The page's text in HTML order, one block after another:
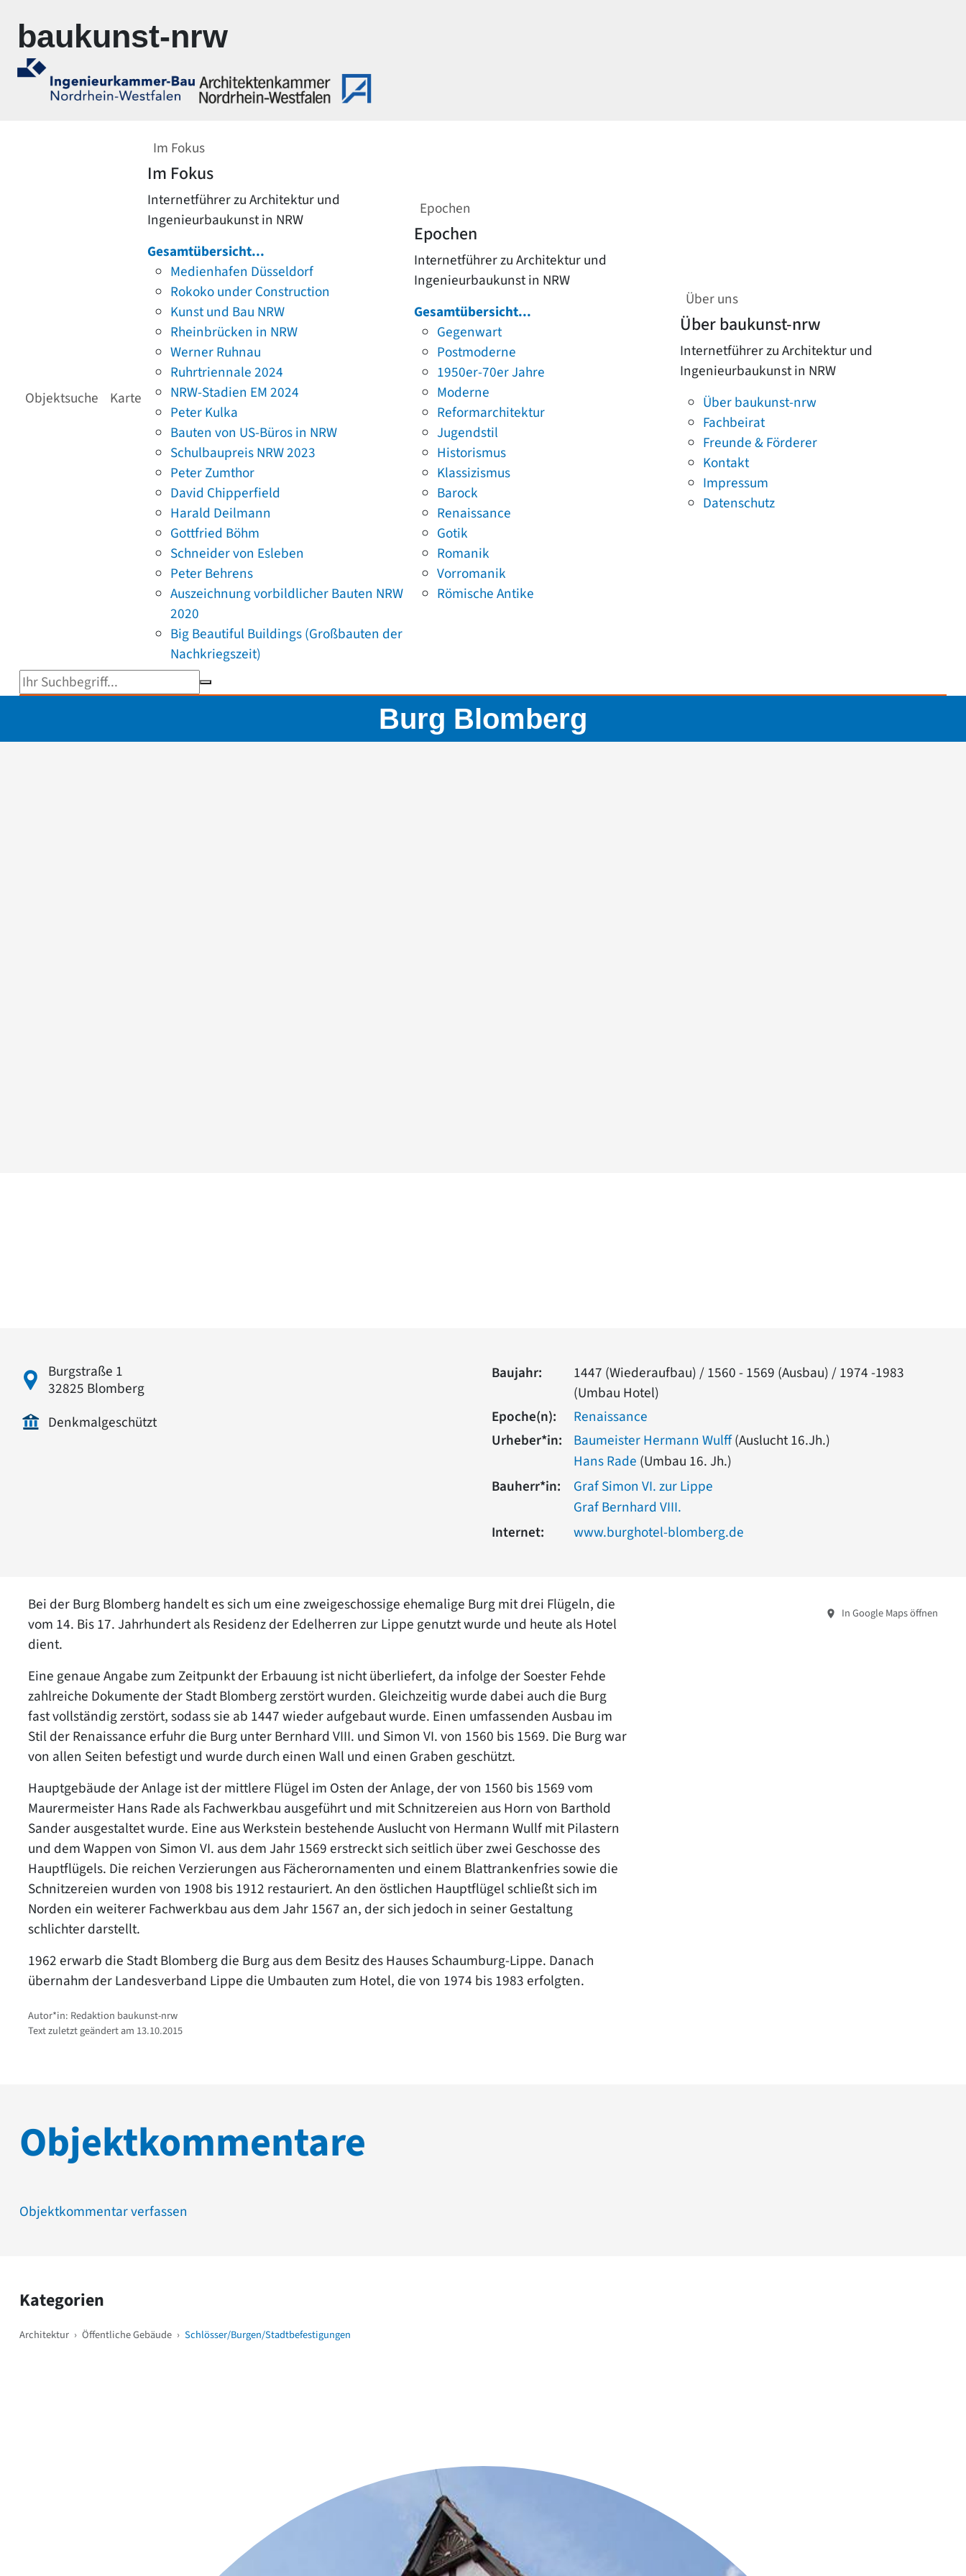
baukunst-nrw
Objektsuche Karte
Im Fokus
Im Fokus
Internetführer zu Architektur und
Ingenieurbaukunst in NRW
Gesamtübersicht...
Medienhafen Düsseldorf
Rokoko under Construction
Kunst und Bau NRW
Rheinbrücken in NRW
Werner Ruhnau
Ruhrtriennale 2024
NRW-Stadien EM 2024
Peter Kulka
Bauten von US-Büros in NRW
Schulbaupreis NRW 2023
Peter Zumthor
David Chipperfield
Harald Deilmann
Gottfried Böhm
Schneider von Esleben
Peter Behrens
Auszeichnung vorbildlicher Bauten NRW
2020
Big Beautiful Buildings (Großbauten der
Nachkriegszeit)
Epochen
Epochen
Internetführer zu Architektur und
Ingenieurbaukunst in NRW
Gesamtübersicht...
Gegenwart
Postmoderne
1950er-70er Jahre
Moderne
Reformarchitektur
Jugendstil
Historismus
Klassizismus
Barock
Renaissance
Gotik
Romanik
Vorromanik
Römische Antike
Über uns
Über baukunst-nrw
Internetführer zu Architektur und
Ingenieurbaukunst in NRW
Über baukunst-nrw
Fachbeirat
Freunde & Förderer
Kontakt
Impressum
Datenschutz
Suchbegriff eingeben
Burg Blomberg
Burgstraße 1
32825 Blomberg
Denkmalgeschützt
Baujahr:
1447 (Wiederaufbau) / 1560 - 1569 (Ausbau) / 1974 -1983
(Umbau Hotel)
Epoche(n):
Renaissance
Urheber*in:
Baumeister Hermann Wulff(Auslucht 16.Jh.)
Hans Rade (Umbau 16. Jh.)
Bauherr*in:
Graf Simon VI. zur Lippe
Graf Bernhard VIII.
Internet:
www.burghotel-blomberg.de
Bei der Burg Blomberg handelt es sich um eine zweigeschossige ehemalige Burg mit drei Flügeln, die
vom 14. Bis 17. Jahrhundert als Residenz der Edelherren zur Lippe genutzt wurde und heute als Hotel
dient.
Eine genaue Angabe zum Zeitpunkt der Erbauung ist nicht überliefert, da infolge der Soester Fehde
zahlreiche Dokumente der Stadt Blomberg zerstört wurden. Gleichzeitig wurde dabei auch die Burg
fast vollständig zerstört, sodass sie ab 1447 wieder aufgebaut wurde. Einen umfassenden Ausbau im
Stil der Renaissance erfuhr die Burg unter Bernhard VIII. und Simon VI. von 1560 bis 1569. Die Burg war
von allen Seiten befestigt und wurde durch einen Wall und einen Graben geschützt.
Hauptgebäude der Anlage ist der mittlere Flügel im Osten der Anlage, der von 1560 bis 1569 vom
Maurermeister Hans Rade als Fachwerkbau ausgeführt und mit Schnitzereien aus Horn von Barthold
Sander ausgestaltet wurde. Eine aus Werkstein bestehende Auslucht von Hermann Wullf mit Pilastern
und dem Wappen von Simon VI. aus dem Jahr 1569 erstreckt sich seitlich über zwei Geschosse des
Hauptflügels. Die reichen Verzierungen aus Fächerornamenten und einem Blattrankenfries sowie die
Schnitzereien wurden von 1908 bis 1912 restauriert. An den östlichen Hauptflügel schließt sich im
Norden ein weiterer Fachwerkbau aus dem Jahr 1567 an, der sich jedoch in seiner Gestaltung
schlichter darstellt.
1962 erwarb die Stadt Blomberg die Burg aus dem Besitz des Hauses Schaumburg-Lippe. Danach
übernahm der Landesverband Lippe die Umbauten zum Hotel, die von 1974 bis 1983 erfolgten.
Autor*in: Redaktion baukunst-nrw
Text zuletzt geändert am 13.10.2015
In Google Maps öffnen
Objektkommentare
Objektkommentar verfassen
Kategorien
Architektur › Öffentliche Gebäude › Schlösser/Burgen/Stadtbefestigungen